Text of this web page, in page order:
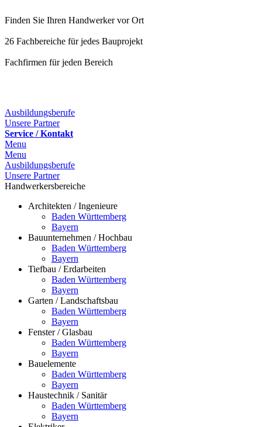
Finden Sie Ihren Handwerker vor Ort
26 Fachbereiche für jedes Bauprojekt
Fachfirmen für jeden Bereich
Ausbildungsberufe
Unsere Partner
Service / Kontakt
Menu
Menu
Ausbildungsberufe
Unsere Partner
Handwerkersbereiche
Architekten / Ingenieure
Baden Württemberg
Bayern
Bauunternehmen / Hochbau
Baden Württemberg
Bayern
Tiefbau / Erdarbeiten
Baden Württemberg
Bayern
Garten / Landschaftsbau
Baden Württemberg
Bayern
Fenster / Glasbau
Baden Württemberg
Bayern
Bauelemente
Baden Württemberg
Bayern
Haustechnik / Sanitär
Baden Württemberg
Bayern